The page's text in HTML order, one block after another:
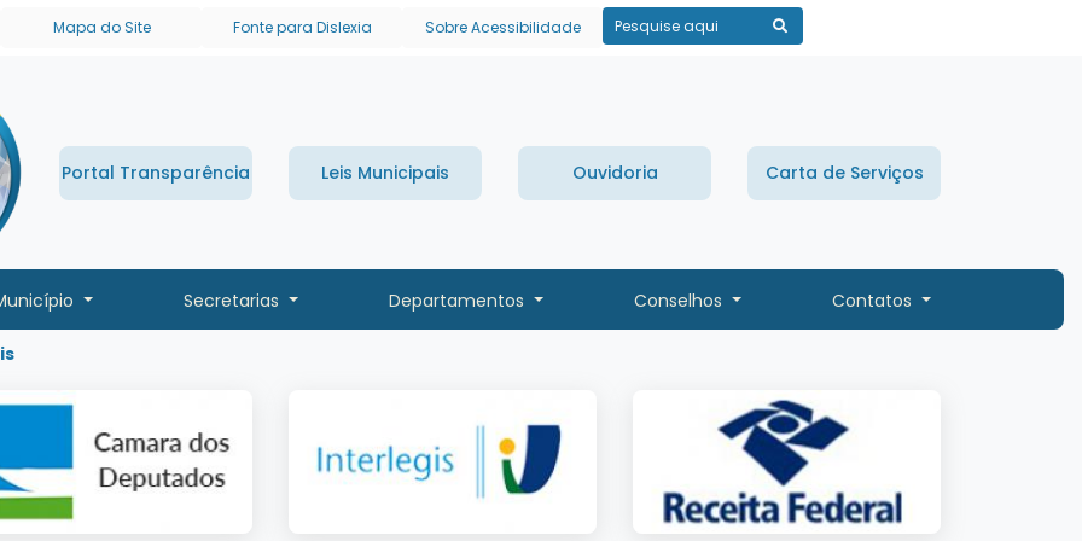
links de acessibilidade
Mapa do Site Fonte para Dislexia Sobre Acessibilidade Pesquisar
Portal Transparência Leis Municipais Ouvidoria Carta de Serviços
Secretarias Departamentos Conselhos Contatos